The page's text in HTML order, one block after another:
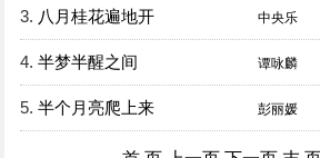
3. 八月桂花遍地开 中央乐
4. 半梦半醒之间 谭咏麟
5. 半个月亮爬上来 彭丽媛